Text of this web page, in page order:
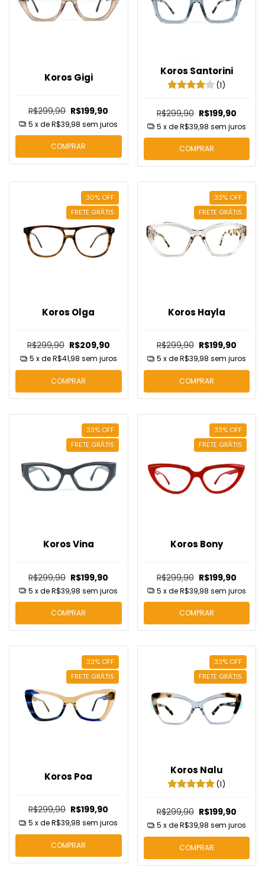
Koros Gigi
R$299,90 R$199,90
5 x deR$39,98 sem juros
COMPRAR
Koros Santorini
(1)
R$299,90 R$199,90
5 x deR$39,98 sem juros
COMPRAR
30% OFF
FRETE GRÁTIS
Koros Olga
R$299,90 R$209,90
5 x deR$41,98 sem juros
COMPRAR
33% OFF
FRETE GRÁTIS
Koros Hayla
R$299,90 R$199,90
5 x deR$39,98 sem juros
COMPRAR
33% OFF
FRETE GRÁTIS
Koros Vina
R$299,90 R$199,90
5 x deR$39,98 sem juros
COMPRAR
33% OFF
FRETE GRÁTIS
Koros Bony
R$299,90 R$199,90
5 x deR$39,98 sem juros
COMPRAR
33% OFF
FRETE GRÁTIS
Koros Poa
R$299,90 R$199,90
5 x deR$39,98 sem juros
COMPRAR
33% OFF
FRETE GRÁTIS
Koros Nalu
(1)
R$299,90 R$199,90
5 x deR$39,98 sem juros
COMPRAR